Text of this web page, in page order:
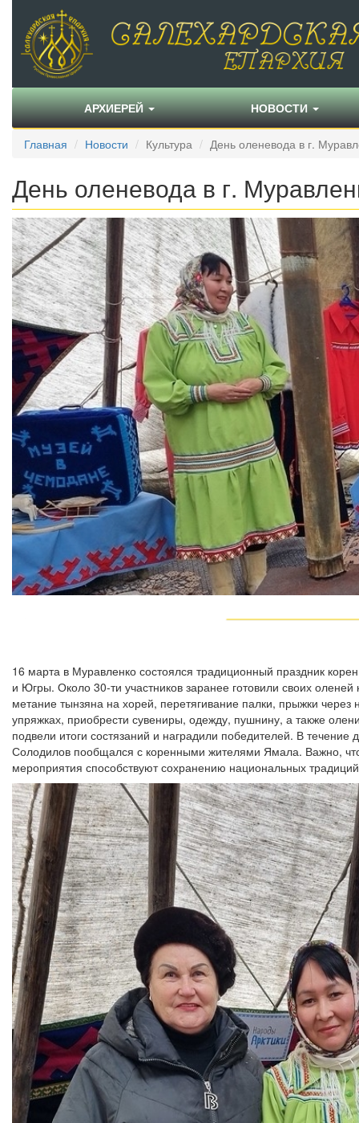
АРХИЕРЕЙ НОВОСТИ
Главная Новости Культура День оленевода в г.
День оленевода в г.
16 марта в Муравленко состоялся традиционный праздник
и Югры. Около 30-ти участников заранее готовили своих
метание тынзяна на хорей, перетягивание палки, прыжки
упряжках, приобрести сувениры, одежду, пушнину, а также
подвели итоги состязаний и наградили победителей. В
Солодилов пообщался с коренными жителями Ямала. Важно,
мероприятия способствуют сохранению национальных